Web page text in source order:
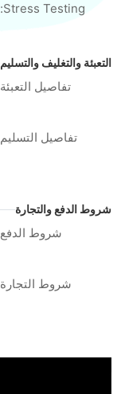
Stress Testing:
التعبئة والتغليف والتسليم
تفاصيل التعبئة
تفاصيل التسليم
شروط الدفع والتجارة
شروط الدفع
شروط التجارة